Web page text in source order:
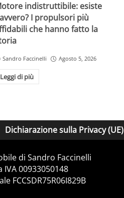
indistruttibile: esiste
I propulsori più
che hanno fatto la
Sandro Faccinelli Agosto 5, 2026
Leggi di più
Dichiarazione sulla Privacy (UE)
di Sandro Faccinelli
IVA 00933050148
FCCSDR75R06I829B